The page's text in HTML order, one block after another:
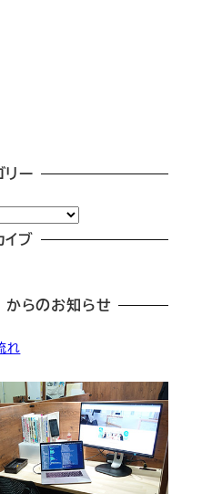
リー
イブ
らのお知らせ
れ